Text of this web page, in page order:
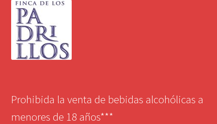
Prohibida la venta de bebidas alcohólicas a
menores de 18 años***